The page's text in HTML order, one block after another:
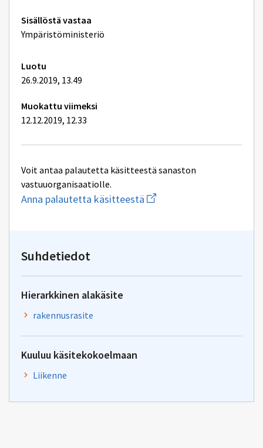
Tekniset
lisätiedot
Sisällöstä vastaa
Ympäristöministeriö
Luotu
26.9.2019, 13.49
Muokattu viimeksi
12.12.2019, 12.33
Voit antaa palautetta käsitteestä sanaston
vastuuorganisaatiolle.
Anna palautetta käsitteestä Aloita
uuden
Suhdetiedot
Hierarkkinen alakäsite
rakennusrasite
Kuuluu käsitekokoelmaan
Liikenne